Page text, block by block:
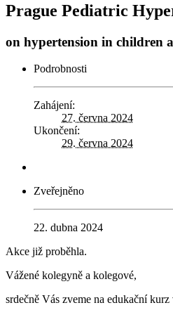
Prague Pediatric
on hypertension in children
Podrobnosti
Zahájení:
27. června 2024
Ukončení:
29. června 2024
Zveřejněno
22. dubna 2024
Akce již proběhla.
Vážené kolegyně a kolegové,
srdečně Vás zveme na edukační